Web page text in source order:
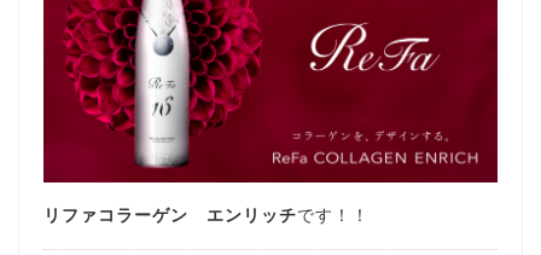
リファコラーゲン エンリッチです！！